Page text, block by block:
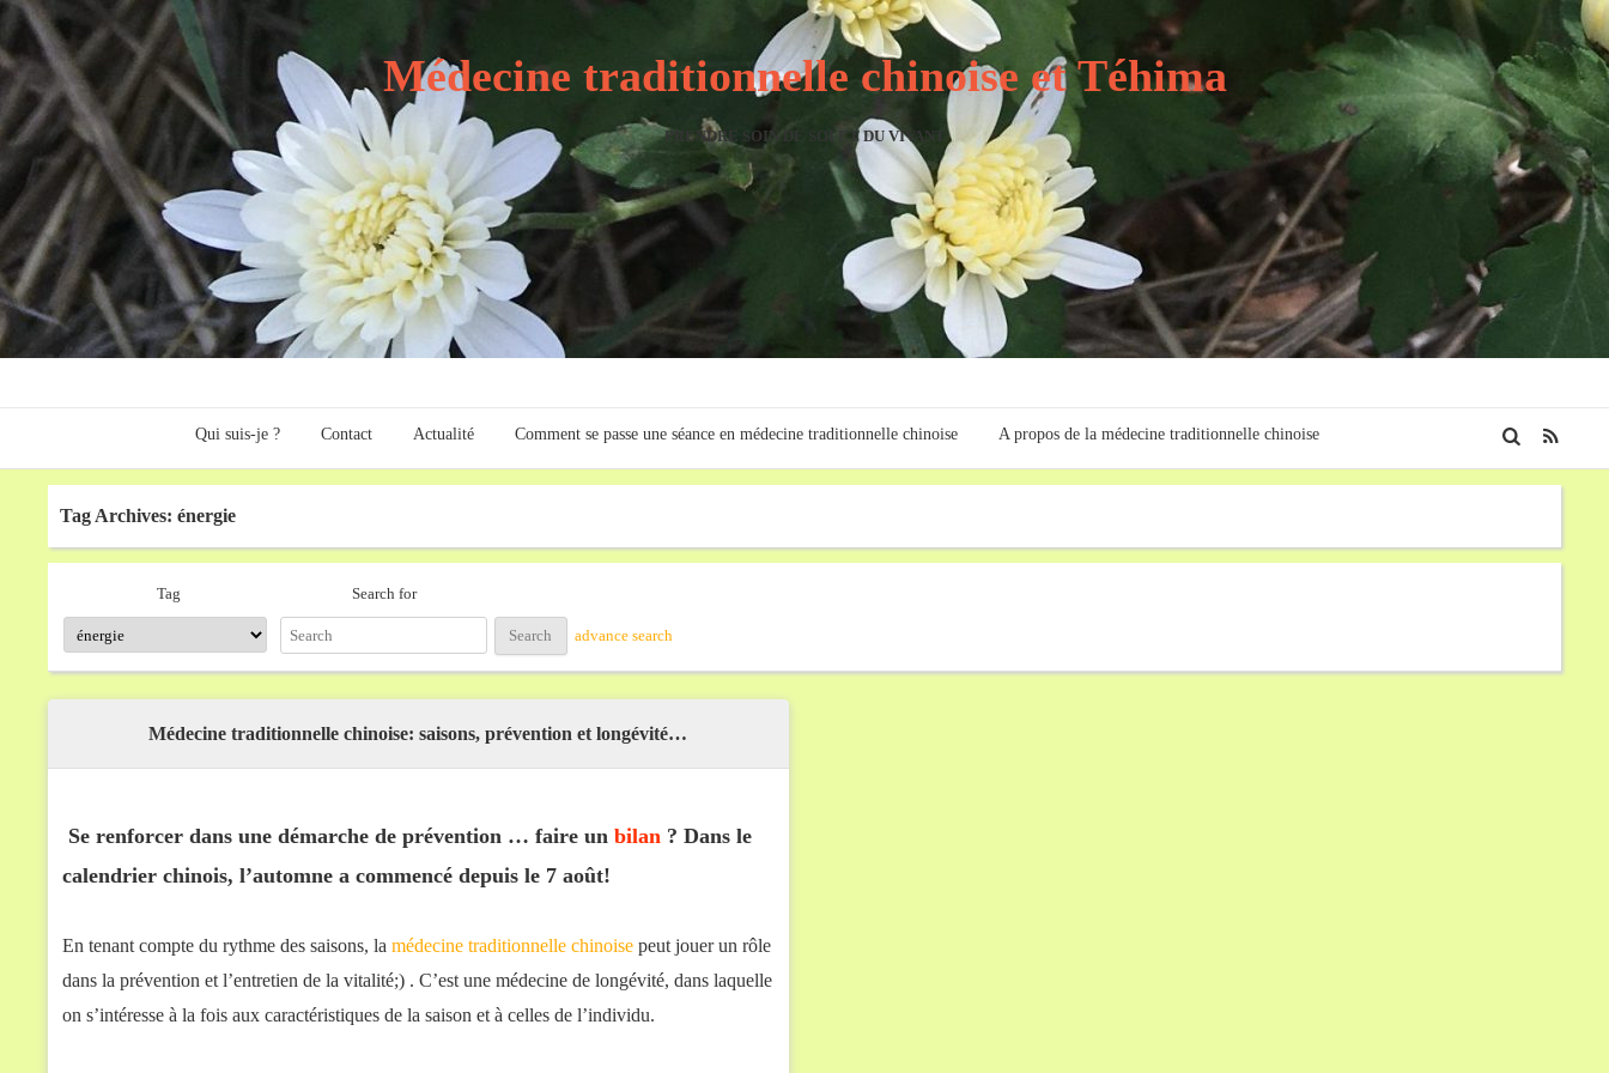
Médecine traditionnelle chinoise et Téhima
PRENDRE SOIN DE SOI ET DU VIVANT
Qui suis-je ? Contact Actualité Comment se passe une séance en médecine traditionnelle chinoise A propos de la médecine traditionnelle chinoise
Tag Archives: énergie
Tag Search for
advance search
Médecine traditionnelle chinoise: saisons, prévention et longévité…
Se renforcer dans une démarche de prévention … faire unbilan ? Dans le
calendrier chinois, l’automne a commencé depuis le 7 août!
En tenant compte du rythme des saisons, lamédecine traditionnelle chinoise peut jouer un rôle
dans la prévention et l’entretien de la vitalité;) . C’est une médecine de longévité, dans laquelle
on s’intéresse à la fois aux caractéristiques de la saison et à celles de l’individu.